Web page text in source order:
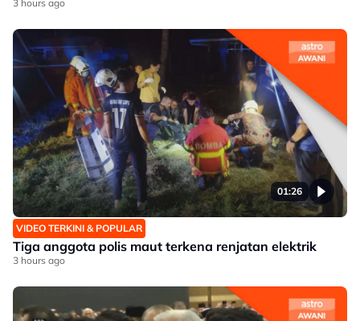
3 hours ago
01:26
VIDEO TERKINI & POPULAR
Tiga anggota polis maut terkena renjatan elektrik
3 hours ago